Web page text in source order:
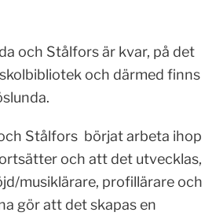
och Stålfors är kvar, på det
och därmed finns
Stålfors börjat arbeta ihop
och att det utvecklas,
musiklärare, profillärare och
gör att det skapas en